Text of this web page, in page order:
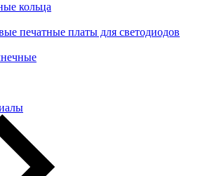
кольца
печатные платы для светодиодов